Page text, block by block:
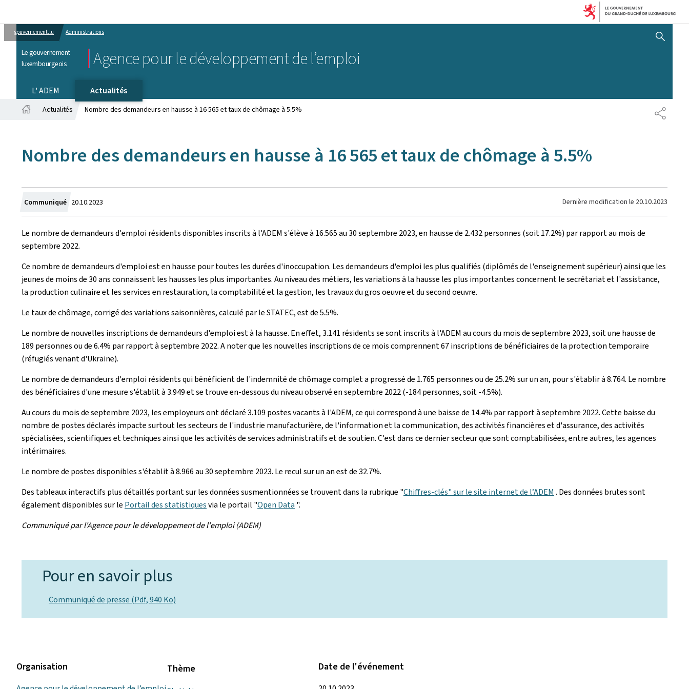
gouvernement.lu Administrations
Le gouvernement
luxembourgeois
Agence pour le développement de l’emploi
AFFICHER / MASQUER
L' ADEM
Actualités
Actualités Nombre des demandeurs en hausse à 16 565 et taux de chômage à 5.5%
Nombre des demandeurs en hausse à 16 565 et taux de chômage à 5.5%
Communiqué Crée
le
20.10.2023 Dernière modification le 20.10.2023
Le nombre de demandeurs d'emploi résidents disponibles inscrits à l'ADEM s'élève à 16.565 au 30 septembre 2023, en hausse de 2.432 personnes (soit 17.2%) par rapport au mois de
septembre 2022.
Ce nombre de demandeurs d'emploi est en hausse pour toutes les durées d'inoccupation. Les demandeurs d'emploi les plus qualifiés (diplômés de l'enseignement supérieur) ainsi que les
jeunes de moins de 30 ans connaissent les hausses les plus importantes. Au niveau des métiers, les variations à la hausse les plus importantes concernent le secrétariat et l'assistance,
la production culinaire et les services en restauration, la comptabilité et la gestion, les travaux du gros oeuvre et du second oeuvre.
Le taux de chômage, corrigé des variations saisonnières, calculé par le STATEC, est de 5.5%.
Le nombre de nouvelles inscriptions de demandeurs d'emploi est à la hausse. En effet, 3.141 résidents se sont inscrits à l'ADEM au cours du mois de septembre 2023, soit une hausse de
189 personnes ou de 6.4% par rapport à septembre 2022. A noter que les nouvelles inscriptions de ce mois comprennent 67 inscriptions de bénéficiaires de la protection temporaire
(réfugiés venant d'Ukraine).
Le nombre de demandeurs d'emploi résidents qui bénéficient de l'indemnité de chômage complet a progressé de 1.765 personnes ou de 25.2% sur un an, pour s'établir à 8.764. Le nombre
des bénéficiaires d'une mesure s'établit à 3.949 et se trouve en-dessous du niveau observé en septembre 2022 (-184 personnes, soit -4.5%).
Au cours du mois de septembre 2023, les employeurs ont déclaré 3.109 postes vacants à l'ADEM, ce qui correspond à une baisse de 14.4% par rapport à septembre 2022. Cette baisse du
nombre de postes déclarés impacte surtout les secteurs de l'industrie manufacturière, de l'information et la communication, des activités financières et d'assurance, des activités
spécialisées, scientifiques et techniques ainsi que les activités de services administratifs et de soutien. C'est dans ce dernier secteur que sont comptabilisées, entre autres, les agences
intérimaires.
Le nombre de postes disponibles s'établit à 8.966 au 30 septembre 2023. Le recul sur un an est de 32.7%.
Des tableaux interactifs plus détaillés portant sur les données susmentionnées se trouvent dans la rubrique "Chiffres-clés" sur le site internet de l’ADEM . Des données brutes sont
également disponibles sur le Portail des statistiquesvia le portail "Open Data ".
Communiqué par l'Agence pour le développement de l'emploi (ADEM)
Pour en savoir plus
Communiqué de presse (Pdf, 940 Ko)
Organisation Thème Date de l'événement